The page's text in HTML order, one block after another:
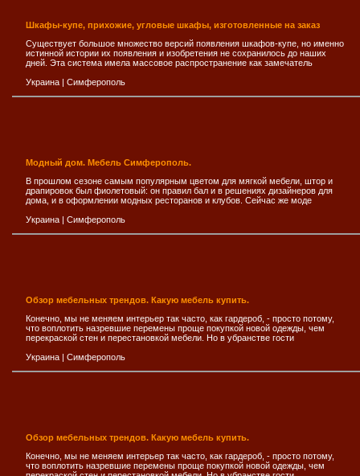
Шкафы-купе, прихожие, угловые шкафы, изготовленные на заказ
Существует большое множество версий появления шкафов-купе, но именно
истинной истории их появления и изобретения не сохранилось до наших
дней. Эта система имела массовое распространение как замечатель
Украина | Симферополь
Модный дом. Мебель Симферополь.
В прошлом сезоне самым популярным цветом для мягкой мебели, штор и
драпировок был фиолетовый: он правил бал и в решениях дизайнеров для
дома, и в оформлении модных ресторанов и клубов. Сейчас же моде
Украина | Симферополь
Обзор мебельных трендов. Какую мебель купить.
Конечно, мы не меняем интерьер так часто, как гардероб, - просто потому,
что воплотить назревшие перемены проще покупкой новой одежды, чем
перекраской стен и перестановкой мебели. Но в убранстве гости
Украина | Симферополь
Обзор мебельных трендов. Какую мебель купить.
Конечно, мы не меняем интерьер так часто, как гардероб, - просто потому,
что воплотить назревшие перемены проще покупкой новой одежды, чем